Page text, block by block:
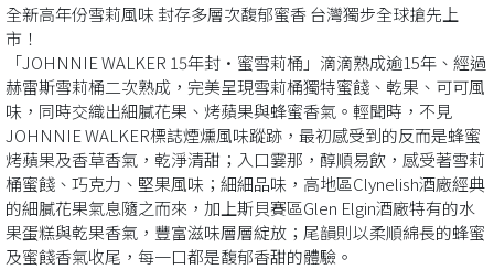
全新高年份雪莉風味 封存多層次馥郁蜜香 台灣獨步全球搶先上
市！
「JOHNNIE WALKER 15年封·蜜雪莉桶」滴滴熟成逾15年、經過
赫雷斯雪莉桶二次熟成，完美呈現雪莉桶獨特蜜餞、乾果、可可風
味，同時交織出細膩花果、烤蘋果與蜂蜜香氣。輕聞時，不見
JOHNNIE WALKER標誌煙燻風味蹤跡，最初感受到的反而是蜂蜜
烤蘋果及香草香氣，乾淨清甜；入口霎那，醇順易飲，感受著雪莉
桶蜜餞、巧克力、堅果風味；細細品味，高地區Clynelish酒廠經典
的細膩花果氣息隨之而來，加上斯貝賽區Glen Elgin酒廠特有的水
果蛋糕與乾果香氣，豐富滋味層層綻放；尾韻則以柔順綿長的蜂蜜
及蜜餞香氣收尾，每一口都是馥郁香甜的體驗。